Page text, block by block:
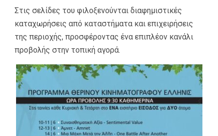
Στις σελίδες του φιλοξενούνται διαφημιστικές
καταχωρήσεις από καταστήματα και επιχειρήσεις
της περιοχής, προσφέροντας ένα επιπλέον κανάλι
προβολής στην τοπική αγορά.